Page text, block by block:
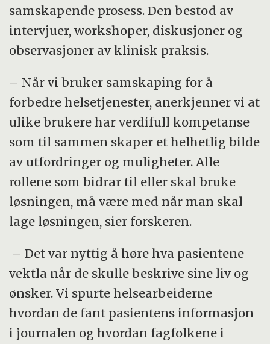
samskapende prosess. Den bestod av
intervjuer, workshoper, diskusjoner og
observasjoner av klinisk praksis.
– Når vi bruker samskaping for å
forbedre helsetjenester, anerkjenner vi at
ulike brukere har verdifull kompetanse
som til sammen skaper et helhetlig bilde
av utfordringer og muligheter. Alle
rollene som bidrar til eller skal bruke
løsningen, må være med når man skal
lage løsningen, sier forskeren.
– Det var nyttig å høre hva pasientene
vektla når de skulle beskrive sine liv og
ønsker. Vi spurte helsearbeiderne
hvordan de fant pasientens informasjon
i journalen og hvordan fagfolkene i